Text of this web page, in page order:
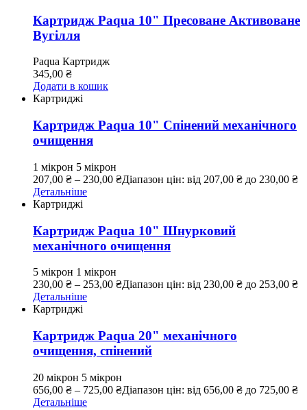
Картридж Paqua 10" Пресоване Активоване
Вугілля
Paqua Картридж
345,00 ₴
Додати в кошик
Картриджі
Картридж Paqua 10" Спінений механічного
очищення
1 мікрон 5 мікрон
207,00 ₴ – 230,00 ₴Діапазон цін: від 207,00 ₴ до 230,00 ₴
Детальніше
Картриджі
Картридж Paqua 10" Шнурковий
механічного очищення
5 мікрон 1 мікрон
230,00 ₴ – 253,00 ₴Діапазон цін: від 230,00 ₴ до 253,00 ₴
Детальніше
Картриджі
Картридж Paqua 20" механічного
очищення, спінений
20 мікрон 5 мікрон
656,00 ₴ – 725,00 ₴Діапазон цін: від 656,00 ₴ до 725,00 ₴
Детальніше